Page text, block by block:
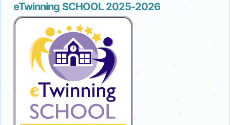
eTwinning SCHOOL 2025-2026